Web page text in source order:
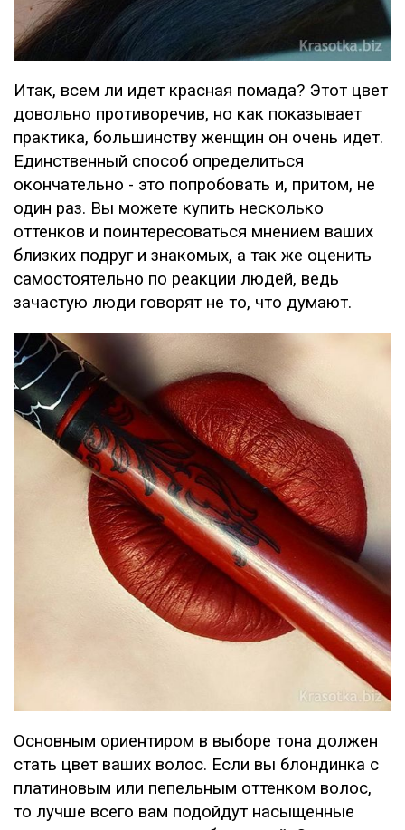
Итак, всем ли идет красная помада? Этот цвет
довольно противоречив, но как показывает
практика, большинству женщин он очень идет.
Единственный способ определиться
окончательно - это попробовать и, притом, не
один раз. Вы можете купить несколько
оттенков и поинтересоваться мнением ваших
близких подруг и знакомых, а так же оценить
самостоятельно по реакции людей, ведь
зачастую люди говорят не то, что думают.
Основным ориентиром в выборе тона должен
стать цвет ваших волос. Если вы блондинка с
платиновым или пепельным оттенком волос,
то лучше всего вам подойдут насыщенные